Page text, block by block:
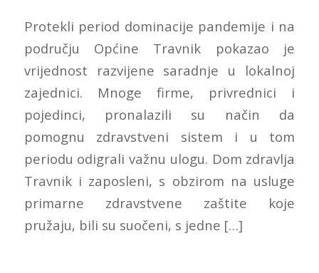
Protekli period dominacije pandemije i na
području Općine Travnik pokazao je
vrijednost razvijene saradnje u lokalnoj
zajednici. Mnoge firme, privrednici i
pojedinci, pronalazili su način da
pomognu zdravstveni sistem i u tom
periodu odigrali važnu ulogu. Dom zdravlja
Travnik i zaposleni, s obzirom na usluge
primarne zdravstvene zaštite koje
pružaju, bili su suočeni, s jedne […]